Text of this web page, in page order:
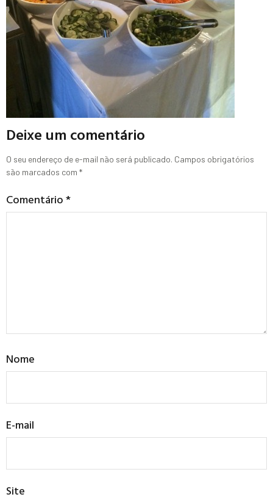
Deixe um comentário
O seu endereço de e-mail não será publicado. Campos obrigatórios
são marcados com *
Comentário*
Nome
E-mail
Site